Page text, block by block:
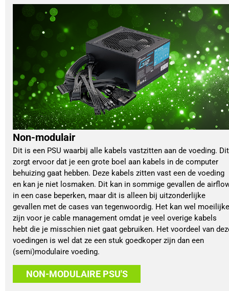
Non-modulair
Dit is een PSU waarbij alle kabels vastzitten aan de voeding. Dit
zorgt ervoor dat je een grote boel aan kabels in de computer
behuizing gaat hebben. Deze kabels zitten vast een de voeding
en kan je niet losmaken. Dit kan in sommige gevallen de
in een case beperken, maar dit is alleen bij uitzonderlijke
gevallen met de cases van tegenwoordig. Het kan wel
zijn voor je cable management omdat je veel overige kabels
hebt die je misschien niet gaat gebruiken. Het voordeel van
voedingen is wel dat ze een stuk goedkoper zijn dan een
(semi)modulaire voeding.
NON-MODULAIRE PSU'S